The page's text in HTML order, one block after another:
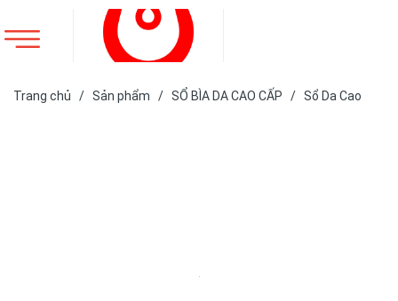
Trang chủ / Sản phẩm / SỔ BÌA DA CAO CẤP / Sổ Da Cao